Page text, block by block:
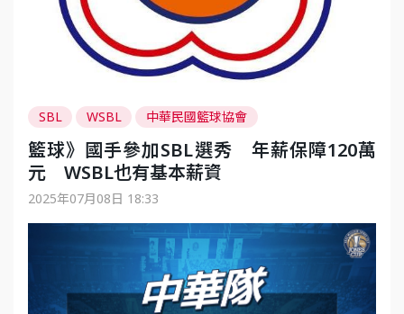
SBL WSBL 中華民國籃球協會
籃球》國手參加SBL選秀 年薪保障120萬
元 WSBL也有基本薪資
2025年07月08日 18:33